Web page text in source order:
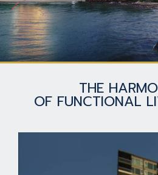
THE
OF FUNCTIONAL